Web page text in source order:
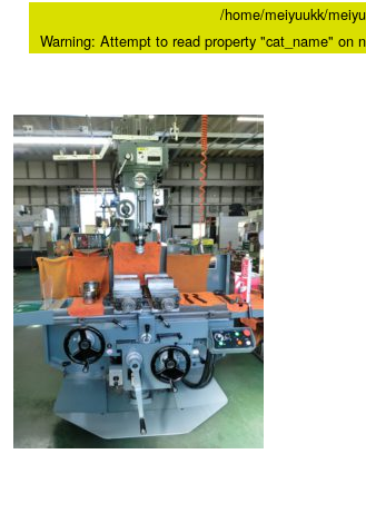
/home/meiyuukk/
Warning: Attempt to read property "cat_name" on